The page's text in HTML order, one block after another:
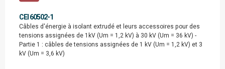
CEI 60502-1
Câbles d'énergie à isolant extrudé et leurs accessoires pour des
tensions assignées de 1kV (Um = 1,2 kV) à 30 kV (Um = 36 kV) -
Partie 1 : câbles de tensions assignées de 1 kV (Um = 1,2 kV) et 3
kV (Um = 3,6 kV)